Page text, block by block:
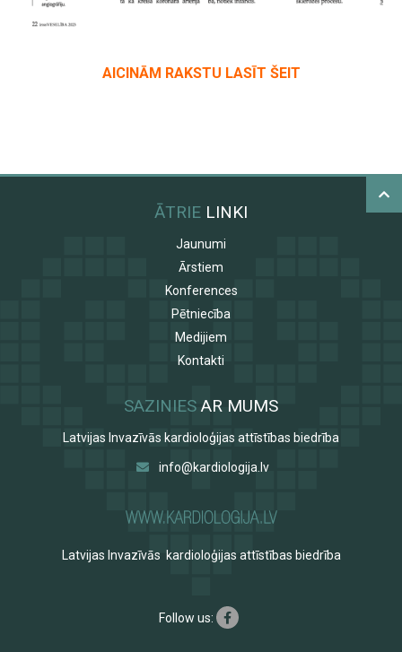
AICINĀM RAKSTU LASĪT ŠEIT
ĀTRIE LINKI
Jaunumi
Ārstiem
Konferences
Pētniecība
Medijiem
Kontakti
SAZINIES AR MUMS
Latvijas Invazīvās kardioloģijas attīstības biedrība
info@kardiologija.lv
Latvijas Invazīvās kardioloģijas attīstības biedrība
Follow us: